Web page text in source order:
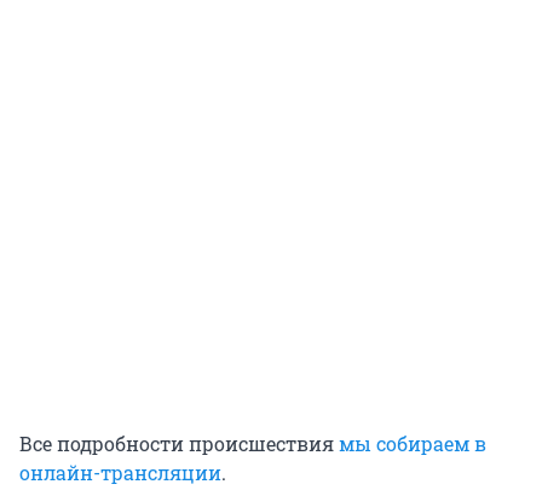
Все подробности происшествиямы собираем в
онлайн-трансляции.